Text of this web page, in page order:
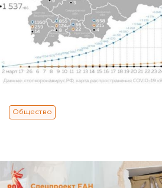
Общество